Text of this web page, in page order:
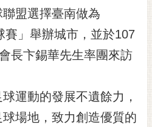
盟選擇臺南做為
賽」舉辦城市，並於107
長卞錫華先生率團來訪
運動的發展不遺餘力，
場地，致力創造優質的